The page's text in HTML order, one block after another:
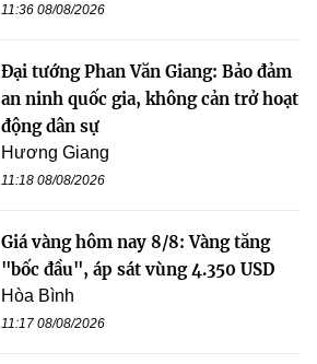
11:36 08/08/2026
Đại tướng Phan Văn Giang: Bảo đảm
an ninh quốc gia, không cản trở hoạt
động dân sự
Hương Giang
11:18 08/08/2026
Giá vàng hôm nay 8/8: Vàng tăng
"bốc đầu", áp sát vùng 4.350 USD
Hòa Bình
11:17 08/08/2026